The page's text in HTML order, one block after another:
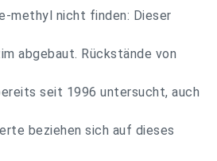
methyl nicht finden: Dieser
abgebaut. Rückstände von
seit 1996 untersucht, auch
beziehen sich auf dieses